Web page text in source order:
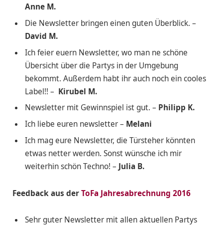
Anne M.
Die Newsletter bringen einen guten Überblick. –
David M.
Ich feier euern Newsletter, wo man ne schöne
Übersicht über die Partys in der Umgebung
bekommt. Außerdem habt ihr auch noch ein cooles
Label!! – Kirubel M.
Newsletter mit Gewinnspiel ist gut. – Philipp K.
Ich liebe euren newsletter – Melani
Ich mag eure Newsletter, die Türsteher könnten
etwas netter werden. Sonst wünsche ich mir
weiterhin schön Techno! – Julia B.
Feedback aus derToFa Jahresabrechnung 2016
Sehr guter Newsletter mit allen aktuellen Partys